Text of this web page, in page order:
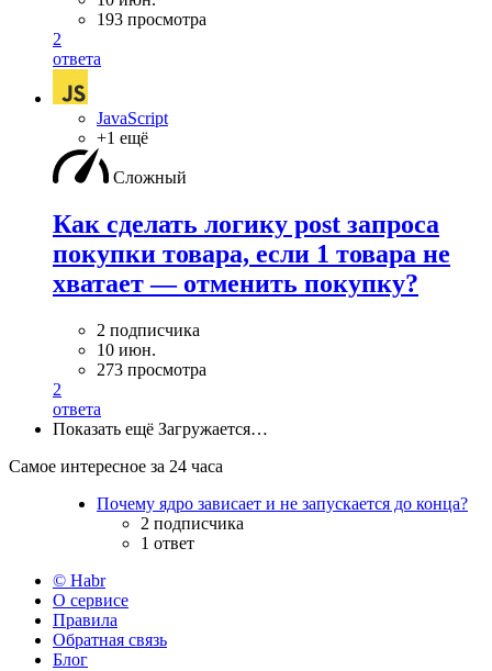
193 просмотра
2
ответа
JavaScript
+1 ещё
Сложный
Как сделать логику post запроса
покупки товара, если 1 товара не
хватает — отменить покупку?
2 подписчика
10 июн.
273 просмотра
2
ответа
Показать ещё Загружается…
Самое интересное за 24 часа
Почему ядро зависает и не запускается до конца?
2 подписчика
1 ответ
© Habr
О сервисе
Правила
Обратная связь
Блог